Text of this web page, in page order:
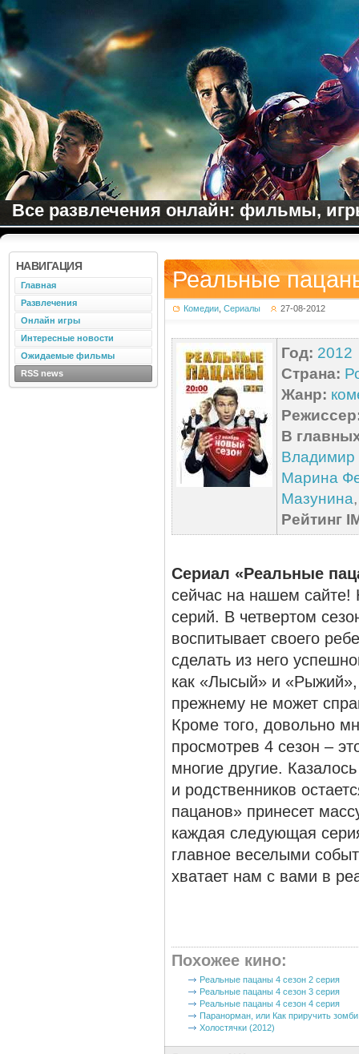
Все развлечения онлайн: фильмы,
Реальные
Комедии Сериалы 27-08-2012
Год: 2012
Страна:
Жанр:
В
Владимир
Марина
Мазунина
Рейтинг
Сериал «Реальные
сейчас на нашем сайте!
серий. В четвертом
воспитывает своего
сделать из него
как «Лысый» и «Рыжий»,
прежнему не может
Кроме того, довольно
просмотрев 4 сезон –
многие другие.
и родственников
пацанов» принесет
каждая следующая
главное веселыми
хватает нам с вами в
Похожее кино:
Реальные пацаны 4 сезон 2 серия
Реальные пацаны 4 сезон 3 серия
Реальные пацаны 4 сезон 4 серия
Паранорман, или Как приручить
Холостячки (2012)
НАВИГАЦИЯ
Главная
Развлечения
Онлайн игры
Интересные новости
Ожидаемые фильмы
RSS news